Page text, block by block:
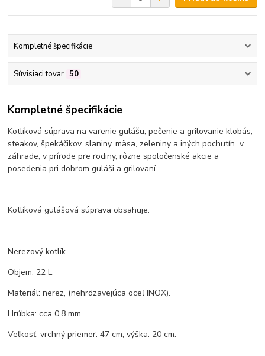
Kompletné špecifikácie
Súvisiaci tovar 50
Kompletné špecifikácie
Kotlíková súprava na varenie gulášu, pečenie a grilovanie klobás,
steakov, špekáčikov, slaniny, mäsa, zeleniny a iných pochutín v
záhrade, v prírode pre rodiny, rôzne spoločenské akcie a
posedenia pri dobrom guláši a grilovaní.
Kotlíková gulášová súprava obsahuje:
Nerezový kotlík
Objem: 22 L.
Materiál: nerez, (nehrdzavejúca oceľ INOX).
Hrúbka: cca 0,8 mm.
Veľkosť: vrchný priemer: 47 cm, výška: 20 cm.